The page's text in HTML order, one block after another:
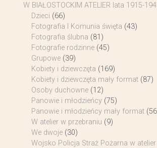
W BIAŁOSTOCKIM ATELIER lata 1915-
Dzieci (66)
Fotografia I Komunia święta (43)
Fotografia ślubna (81)
Fotografie rodzinne (45)
Grupowe (39)
Kobiety i dziewczęta (169)
Kobiety i dziewczęta mały format (87)
Osoby duchowne (12)
Panowie i młodzieńcy (75)
Panowie i młodzieńcy mały format
W atelier w przebraniu (9)
We dwoje (30)
Wojsko Policja Straż Pożarna w atelier